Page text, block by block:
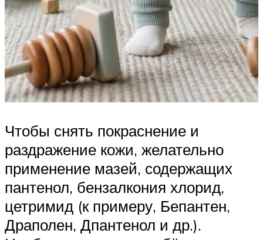
Чтобы снять покраснение и
раздражение кожи, желательно
применение мазей, содержащих
пантенол, бензалкония хлорид,
цетримид (к примеру, Бепантен,
Драполен, Дпантенол и др.).